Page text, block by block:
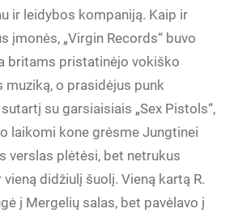
ir leidybos kompaniją. Kaip ir
įmonės, „Virgin Records“ buvo
britams pristatinėjo vokiško
muziką, o prasidėjus punk
su garsiaisiais „Sex Pistols“,
laikomi kone grėsme Jungtinei
verslas plėtėsi, bet netrukus
vieną didžiulį šuolį. Vieną kartą R.
į Mergelių salas, bet pavėlavo į